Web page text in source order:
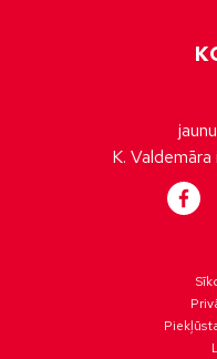
K. Valdemāra